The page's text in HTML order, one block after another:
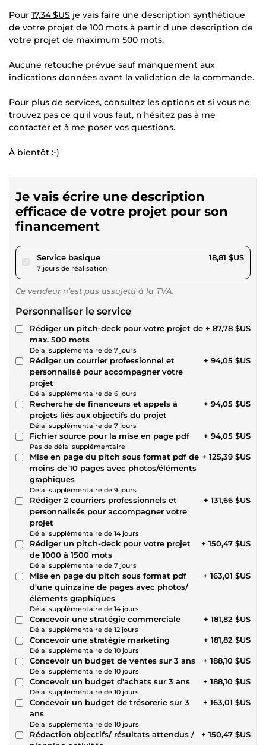
Pour 17,34 $US je vais faire une description synthétique
de votre projet de 100 mots à partir d'une description de
votre projet de maximum 500 mots.
Aucune retouche prévue sauf manquement aux
indications données avant la validation de la commande.
Pour plus de services, consultez les options et si vous ne
trouvez pas ce qu'il vous faut, n'hésitez pas à me
contacter et à me poser vos questions.
À bientôt :-)
Je vais écrire une description
efficace de votre projet pour son
financement
Service basiquepour 17,34 $US
7 jours de réalisation
18,81 $US
Ce vendeur n’est pas assujetti à la TVA.
Personnaliser le service
Rédiger un pitch-deck pour votre projet de
max. 500 mots
Délai supplémentaire de 7 jours
+ 87,78 $US
Rédiger un courrier professionnel et
personnalisé pour accompagner votre
projet
Délai supplémentaire de 6 jours
+ 94,05 $US
Recherche de financeurs et appels à
projets liés aux objectifs du projet
Délai supplémentaire de 7 jours
+ 94,05 $US
Fichier source pour la mise en page pdf
Pas de délai supplémentaire
+ 94,05 $US
Mise en page du pitch sous format pdf de
moins de 10 pages avec photos/éléments
graphiques
Délai supplémentaire de 9 jours
+ 125,39 $US
Rédiger 2 courriers professionnels et
personnalisés pour accompagner votre
projet
Délai supplémentaire de 14 jours
+ 131,66 $US
Rédiger un pitch-deck pour votre projet
de 1000 à 1500 mots
Délai supplémentaire de 7 jours
+ 150,47 $US
Mise en page du pitch sous format pdf
d'une quinzaine de pages avec photos/
éléments graphiques
Délai supplémentaire de 14 jours
+ 163,01 $US
Concevoir une stratégie commerciale
Délai supplémentaire de 12 jours
+ 181,82 $US
Concevoir une stratégie marketing
Délai supplémentaire de 10 jours
+ 181,82 $US
Concevoir un budget de ventes sur 3 ans
Délai supplémentaire de 10 jours
+ 188,10 $US
Concevoir un budget d'achats sur 3 ans
Délai supplémentaire de 10 jours
+ 188,10 $US
Concevoir un budget de trésorerie sur 3
ans
Délai supplémentaire de 10 jours
+ 163,01 $US
Rédaction objectifs/ résultats attendus /
+ 150,47 $US